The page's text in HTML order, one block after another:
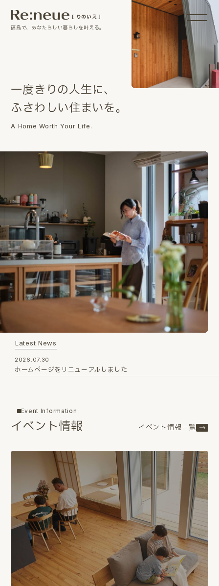
［ りのいえ ］
福島で、あなたらしい暮らしを叶える。
一度き りの人生に、
ふさわ しい住まいを。
A Home Worth Your Life.
Latest News
2026.07.30
ホームページをリニューアルしました
Event Information
イベント情報 イベント情報一覧